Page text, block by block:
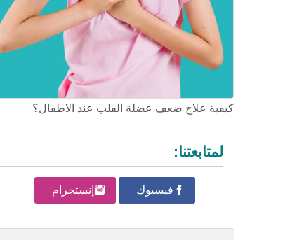
كيفية علاج ضعف عضلة القلب عند الاطفال؟
لمتابعتنا:
فيسبوك إنستجرام